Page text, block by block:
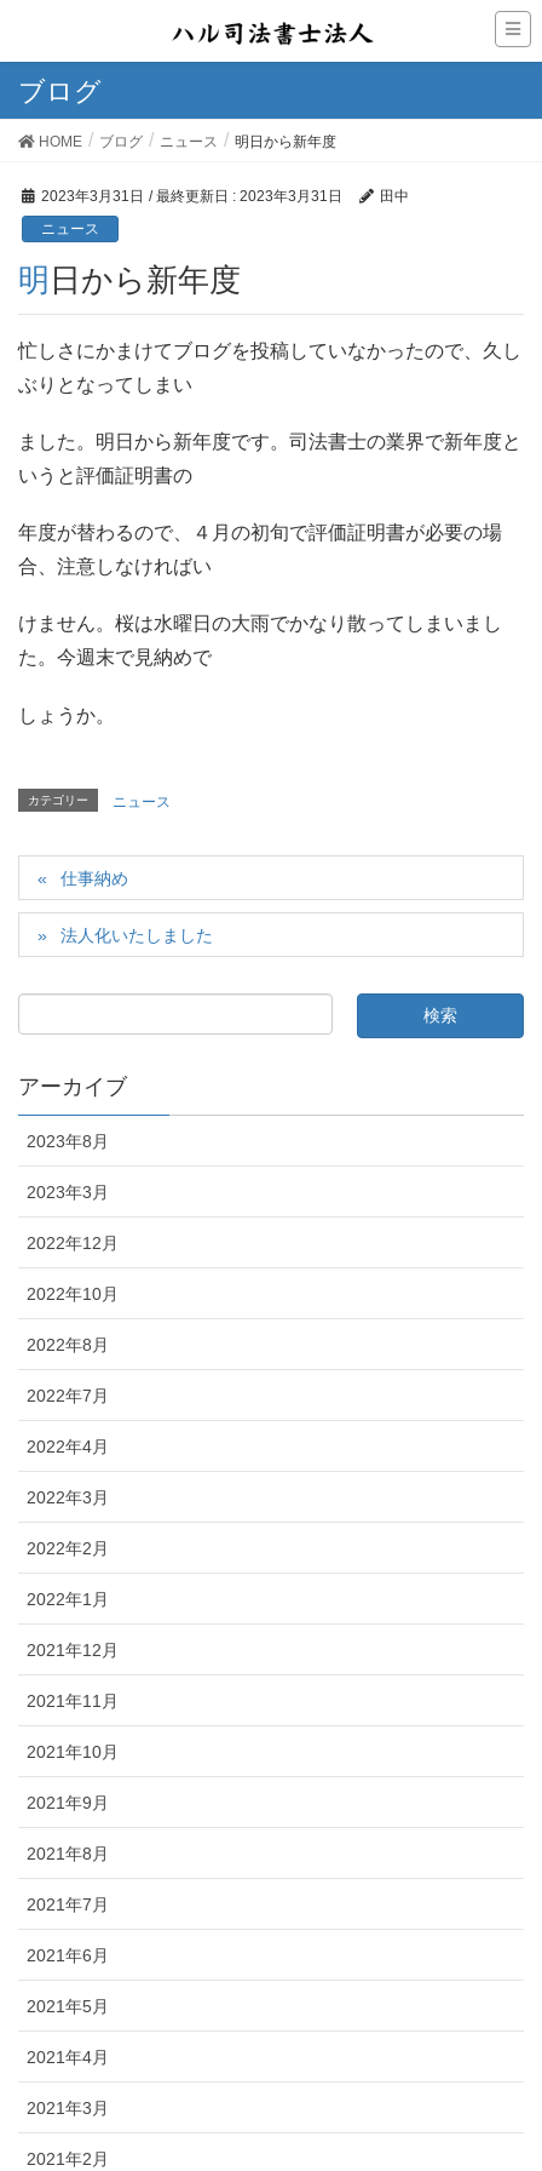
ブログ
HOME ブログ ニュース 明日から新年度
2023年3月31日 / 最終更新日 : 2023年3月31日
田中
ニュース
明日から新年度
忙しさにかまけてブログを投稿していなかったので、久し
ぶりとなってしまい
ました。明日から新年度です。司法書士の業界で新年度と
いうと評価証明書の
年度が替わるので、４月の初旬で評価証明書が必要の場
合、注意しなければい
けません。桜は水曜日の大雨でかなり散ってしまいまし
た。今週末で見納めで
しょうか。
カテゴリー ニュース
仕事納め
法人化いたしました
アーカイブ
2023年8月
2023年3月
2022年12月
2022年10月
2022年8月
2022年7月
2022年4月
2022年3月
2022年2月
2022年1月
2021年12月
2021年11月
2021年10月
2021年9月
2021年8月
2021年7月
2021年6月
2021年5月
2021年4月
2021年3月
2021年2月